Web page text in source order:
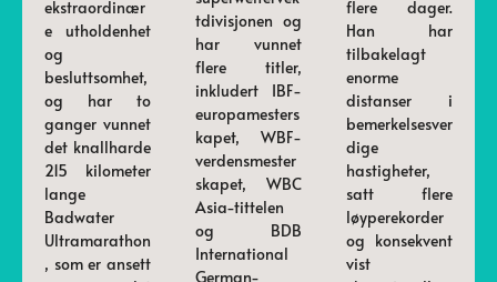
ekstraordinær
e utholdenhet
og
besluttsomhet,
og har to
ganger vunnet
det knallharde
215 kilometer
lange
Badwater
Ultramarathon
, som er ansett
tdivisjonen og
har vunnet
flere titler,
inkludert IBF-
europamesters
kapet, WBF-
verdensmester
skapet, WBC
Asia-tittelen
og BDB
International
German-
flere dager.
Han har
tilbakelagt
enorme
distanser i
bemerkelsesver
dige
hastigheter,
satt flere
løyperekorder
og konsekvent
vist